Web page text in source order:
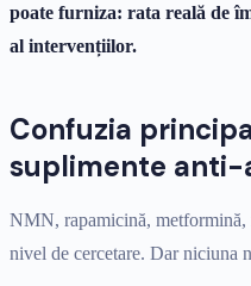
poate furniza: rata reală de
al intervențiilor.
Confuzia
suplimente anti-
NMN, rapamicină,
nivel de cercetare. Dar niciuna